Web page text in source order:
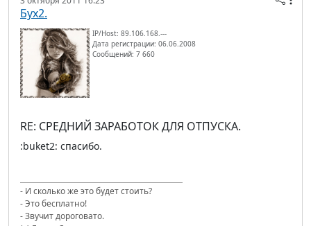
Бух2.
IP/Host: 89.106.168.---
Дата регистрации: 06.06.2008
Сообщений: 7 660
RE: СРЕДНИЙ ЗАРАБОТОК ДЛЯ ОТПУСКА.
:buket2: спасибо.
- И сколько же это будет стоить?
- Это бесплатно!
- Звучит дороговато.